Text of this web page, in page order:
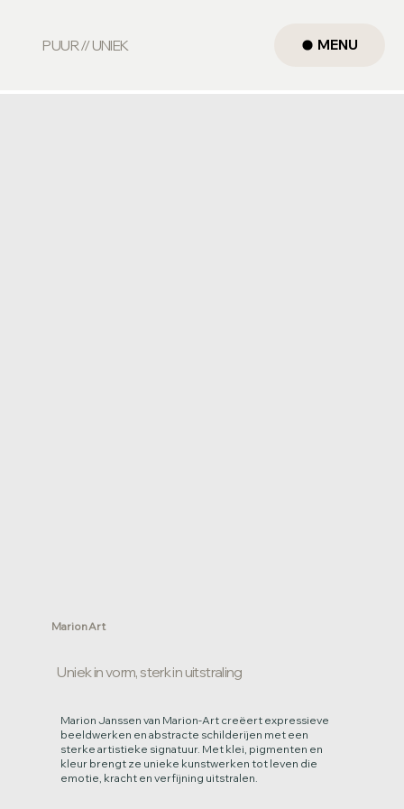
PUUR // UNIEK MENU
Marion Art
Uniek in vorm, sterk in uitstraling
Marion Janssen van Marion-Art creëert expressieve
beeldwerken en abstracte schilderijen met een
sterke artistieke signatuur. Met klei, pigmenten en
kleur brengt ze unieke kunstwerken tot leven die
emotie, kracht en verfijning uitstralen.